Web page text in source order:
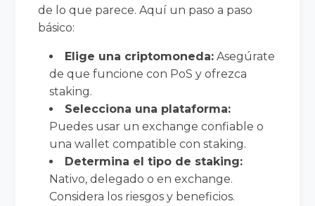
de lo que parece. Aquí un paso a paso
básico:
Elige una criptomoneda: Asegúrate
de que funcione con PoS y ofrezca
staking.
Selecciona una plataforma:
Puedes usar un exchange confiable o
una wallet compatible con staking.
Determina el tipo de staking:
Nativo, delegado o en exchange.
Considera los riesgos y beneficios.